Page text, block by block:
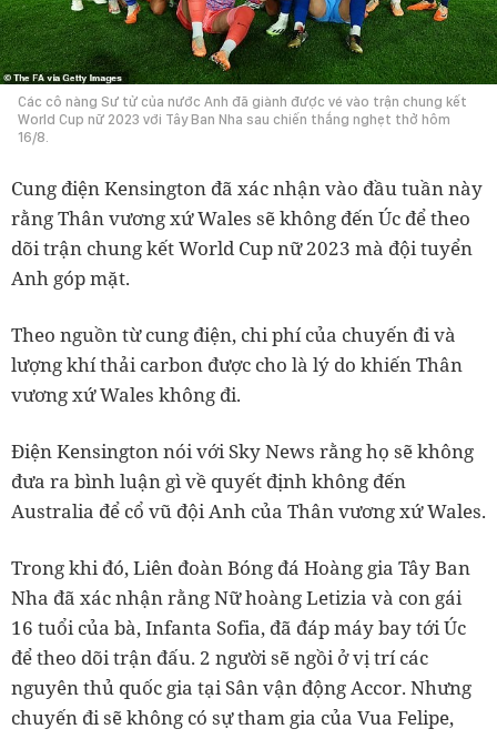
Các cô nàng Sư tử của nước Anh đã giành được vé vào trận chung kết
World Cup nữ 2023 với Tây Ban Nha sau chiến thắng nghẹt thở hôm
16/8.
Cung điện Kensington đã xác nhận vào đầu tuần này
rằng Thân vương xứ Wales sẽ không đến Úc để theo
dõi trận chung kết World Cup nữ 2023 mà đội tuyển
Anh góp mặt.
Theo nguồn từ cung điện, chi phí của chuyến đi và
lượng khí thải carbon được cho là lý do khiến Thân
vương xứ Wales không đi.
Điện Kensington nói với Sky News rằng họ sẽ không
đưa ra bình luận gì về quyết định không đến
Australia để cổ vũ đội Anh của Thân vương xứ Wales.
Trong khi đó, Liên đoàn Bóng đá Hoàng gia Tây Ban
Nha đã xác nhận rằng Nữ hoàng Letizia và con gái
16 tuổi của bà, Infanta Sofia, đã đáp máy bay tới Úc
để theo dõi trận đấu. 2 người sẽ ngồi ở vị trí các
nguyên thủ quốc gia tại Sân vận động Accor. Nhưng
chuyến đi sẽ không có sự tham gia của Vua Felipe,